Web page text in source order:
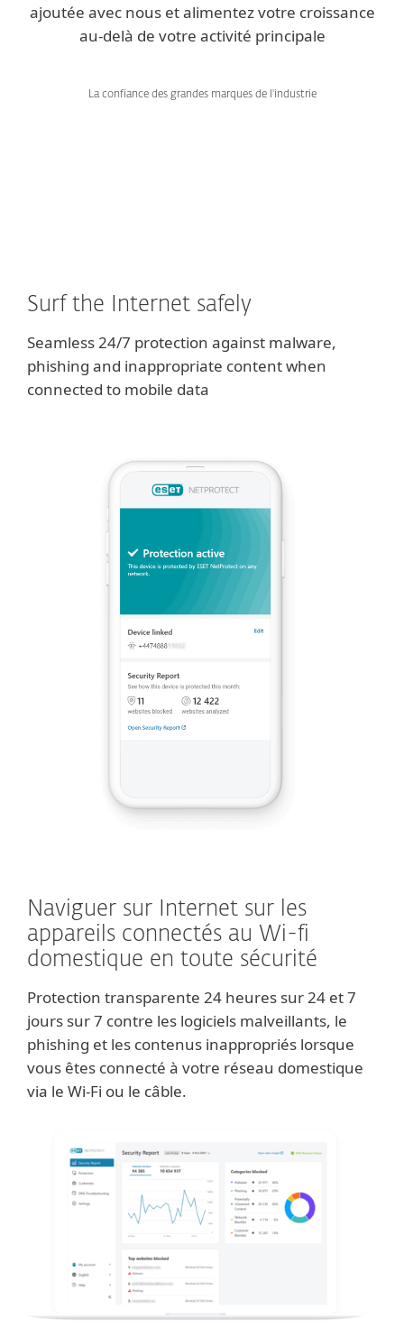
ajoutée avec nous et alimentez votre croissance
au-delà de votre activité principale
La confiance des grandes marques de l'industrie
Surf the Internet safely
Seamless 24/7 protection against malware,
phishing and inappropriate content when
connected to mobile data
Naviguer sur Internet sur les
appareils connectés au Wi-fi
domestique en toute sécurité
Protection transparente 24 heures sur 24 et 7
jours sur 7 contre les logiciels malveillants, le
phishing et les contenus inappropriés lorsque
vous êtes connecté à votre réseau domestique
via le Wi-Fi ou le câble.